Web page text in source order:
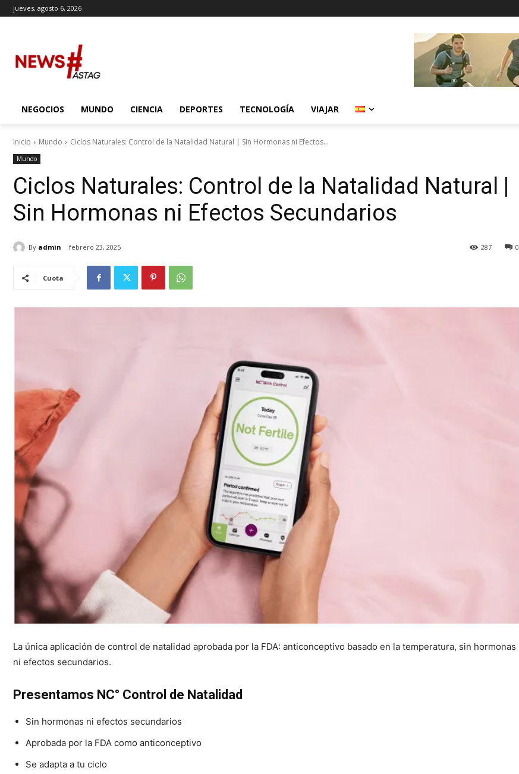
jueves, agosto 6, 2026
NEGOCIOS MUNDO CIENCIA DEPORTES TECNOLOGÍA VIAJAR
Inicio Mundo Ciclos Naturales: Control de la Natalidad Natural | Sin Hormonas ni Efectos...
Mundo
Ciclos Naturales: Control de la Natalidad Natural |
Sin Hormonas ni Efectos Secundarios
By admin febrero 23, 2025 0
287
Cuota
La única aplicación de control de natalidad aprobada por la FDA: anticonceptivo basado en la temperatura, sin hormonas
ni efectos secundarios.
Presentamos NC° Control de Natalidad
Sin hormonas ni efectos secundarios
Aprobada por la FDA como anticonceptivo
Se adapta a tu ciclo